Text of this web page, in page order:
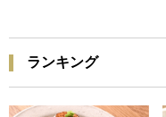
ランキング